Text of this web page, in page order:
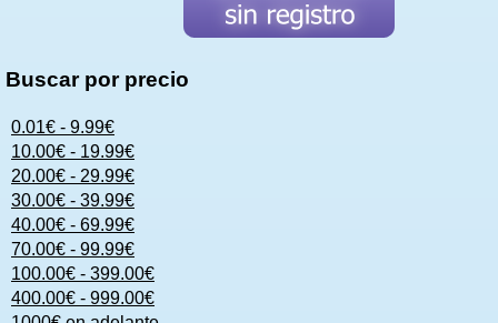
Buscar por precio
0.01€ - 9.99€
10.00€ - 19.99€
20.00€ - 29.99€
30.00€ - 39.99€
40.00€ - 69.99€
70.00€ - 99.99€
100.00€ - 399.00€
400.00€ - 999.00€